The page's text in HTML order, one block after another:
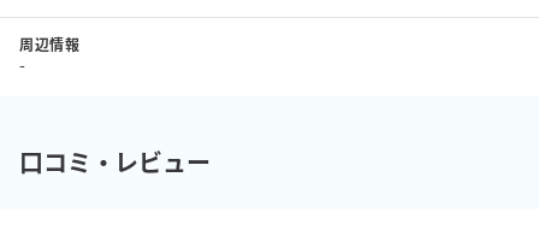
周辺情報
-
口コミ・レビュー